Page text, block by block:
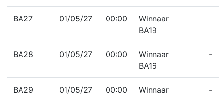
BA27 01/05/27 00:00
Winnaar
BA19
-
BA28 01/05/27 00:00
Winnaar
BA16
-
BA29 01/05/27 00:00
Winnaar
-